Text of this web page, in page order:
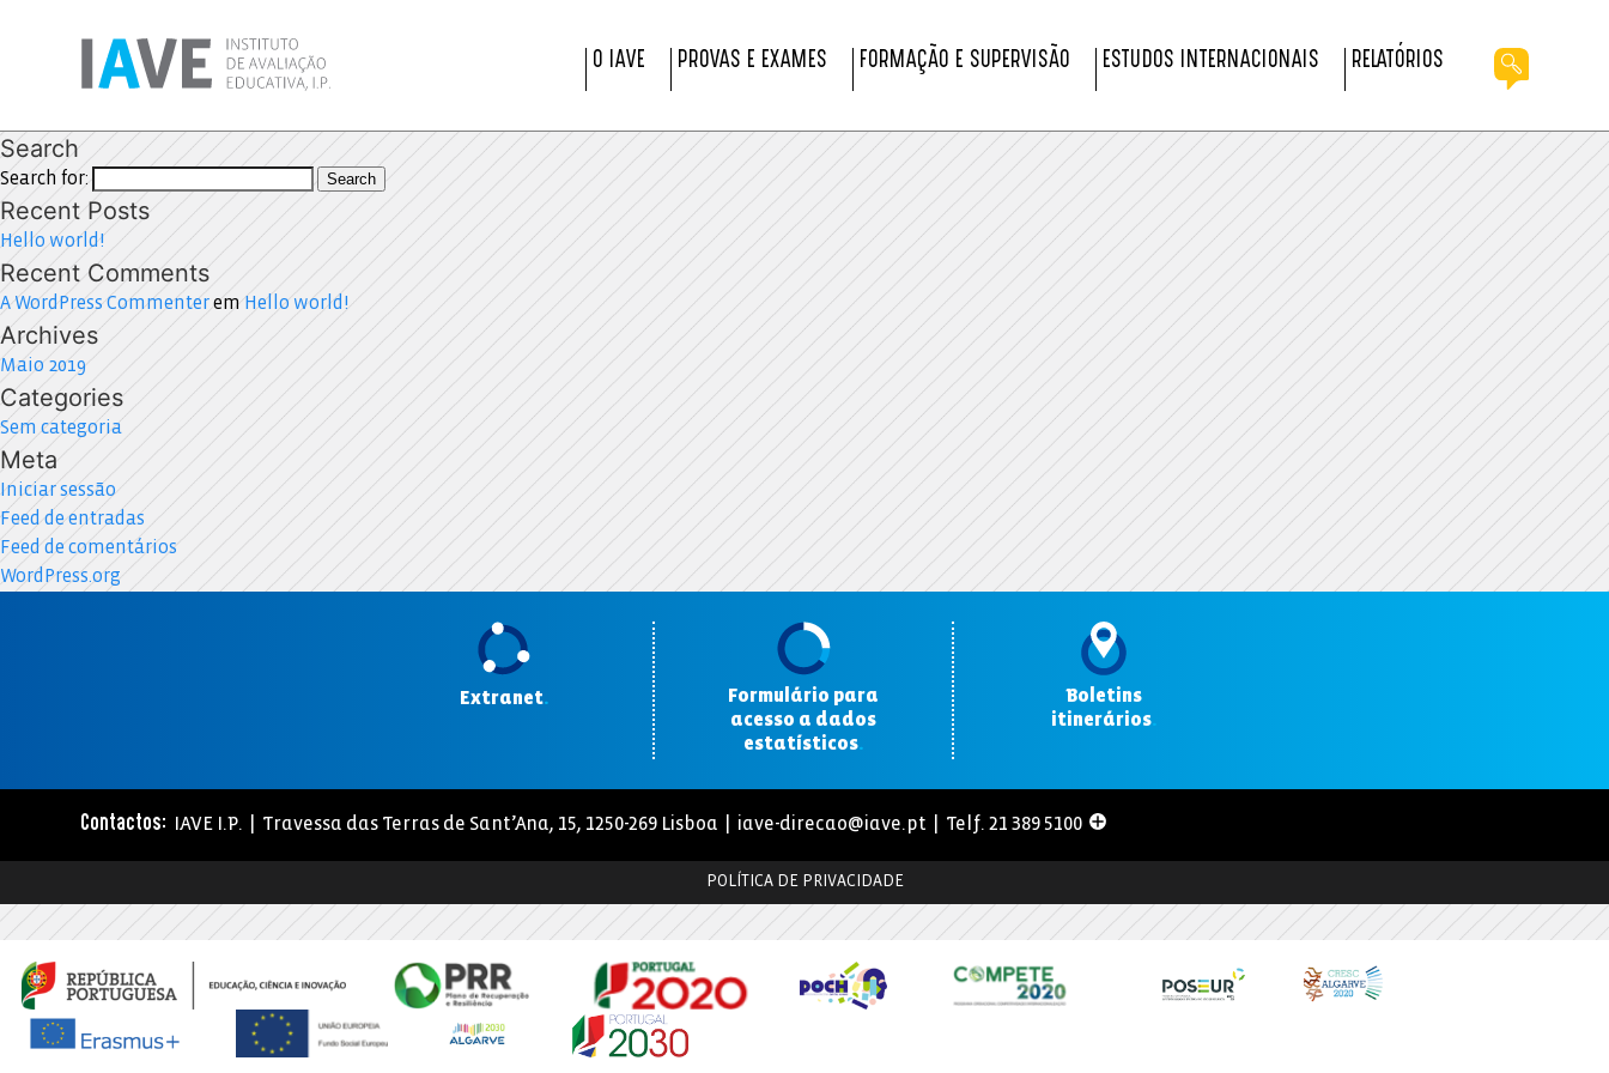
O IAVE PROVAS E EXAMES FORMAÇÃO E SUPERVISÃO ESTUDOS INTERNACIONAIS RELATÓRIOS
Search
Search for: Search
Recent Posts
Hello world!
Recent Comments
A WordPress Commenterem Hello world!
Archives
Maio 2019
Categories
Sem categoria
Meta
Iniciar sessão
Feed de entradas
Feed de comentários
WordPress.org
Extranet.
Formulário para
acesso a dados
estatísticos.
Boletins
itinerários.
Contactos: IAVE I.P. | Travessa das Terras de Sant’Ana, 15, 1250-269 Lisboa | iave-direcao@iave.pt | Telf. 21 389 5100
POLÍTICA DE PRIVACIDADE